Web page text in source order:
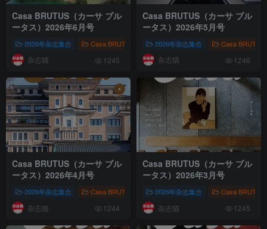
Casa BRUTUS（カーサ ブル
ータス）2026年6月号
2026年杂志集合 Casa BRUTUS（カーサ ブルータス） 室内布置
杂志猫 1245
Casa BRUTUS（カーサ ブル
ータス）2026年5月号
2026年杂志集合 Casa
杂志猫 1246
Casa BRUTUS（カーサ ブル
ータス）2026年4月号
2026年杂志集合 Casa BRUTUS（カーサ ブルータス） 室内布置
杂志猫 1244
Casa BRUTUS（カーサ ブル
ータス）2026年3月号
2026年杂志集合 Casa
杂志猫 1245